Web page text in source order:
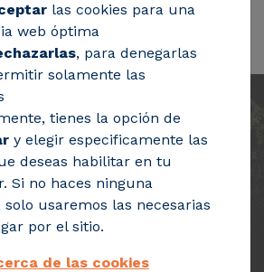
las cookies para una
web óptima
, para denegarlas
solamente las
tienes la opción de
y elegir especificamente las
deseas habilitar en tu
Si no haces ninguna
solo usaremos las necesarias
por el sitio.
de las cookies